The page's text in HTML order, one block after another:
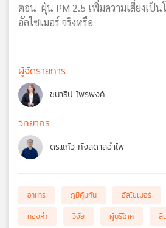
ตอน ฝุ่น PM 2.5 เพิ่มความเสี่ยงเป็น
อัลไซเมอร์ จริงหรือ
ผู้จัดรายการ
ชนาธิป ไพรพงค์
วิทยากร
ดร.แก้ว กังสดาลอำไพ
อาหาร ภูมิคุ้มกัน อัลไซเมอร์
ทองคำ
วิจัย ผู้บริโภค สิ